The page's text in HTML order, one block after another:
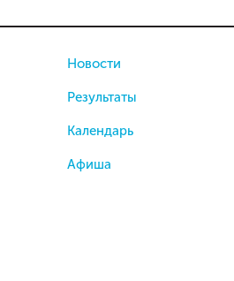
Новости
Результаты
Календарь
Афиша